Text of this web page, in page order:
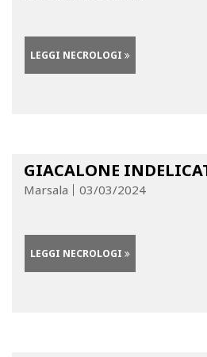
LEGGI NECROLOGI
GIACALONE
Marsala 03/03/2024
LEGGI NECROLOGI